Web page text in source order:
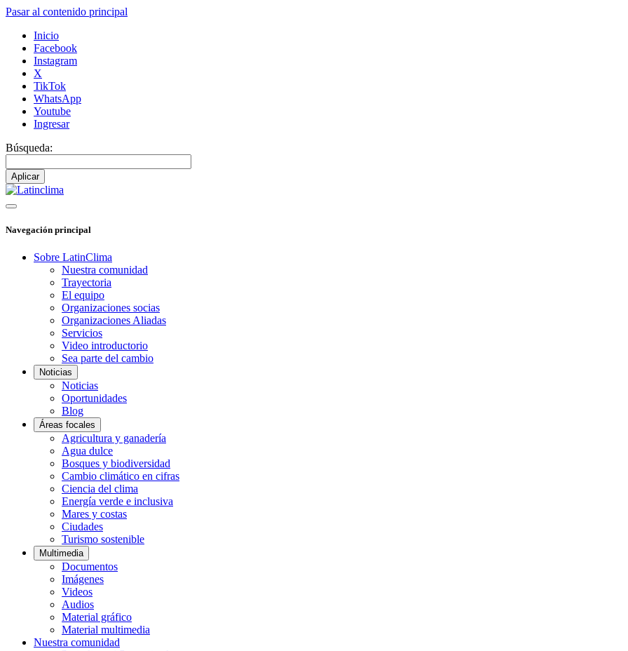
Pasar al contenido principal
Inicio
Facebook
Instagram
X
TikTok
WhatsApp
Youtube
Ingresar
Búsqueda:
Navegación principal
Sobre LatinClima
Nuestra comunidad
Trayectoria
El equipo
Organizaciones socias
Organizaciones Aliadas
Servicios
Video introductorio
Sea parte del cambio
Noticias
Noticias
Oportunidades
Blog
Áreas focales
Agricultura y ganadería
Agua dulce
Bosques y biodiversidad
Cambio climático en cifras
Ciencia del clima
Energía verde e inclusiva
Mares y costas
Ciudades
Turismo sostenible
Multimedia
Documentos
Imágenes
Videos
Audios
Material gráfico
Material multimedia
Nuestra comunidad